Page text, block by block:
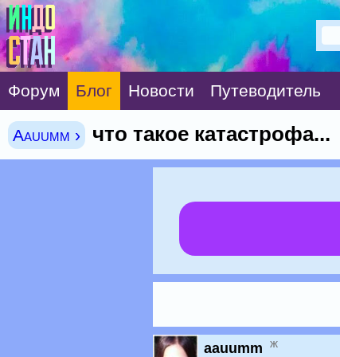
Форум Блог Новости Путеводитель
Aauumm › что такое катастрофа...
aauumm ж